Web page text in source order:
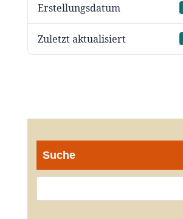
Erstellungsdatum
Zuletzt aktualisiert
Suche